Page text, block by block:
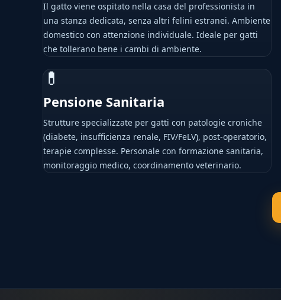
Il gatto viene ospitato nella casa del professionista in
una stanza dedicata, senza altri felini estranei. Ambiente
domestico con attenzione individuale. Ideale per gatti
che tollerano bene i cambi di ambiente.
💊
Pensione Sanitaria
Strutture specializzate per gatti con patologie croniche
(diabete, insufficienza renale, FIV/FeLV), post-operatorio,
terapie complesse. Personale con formazione sanitaria,
monitoraggio medico, coordinamento veterinario.